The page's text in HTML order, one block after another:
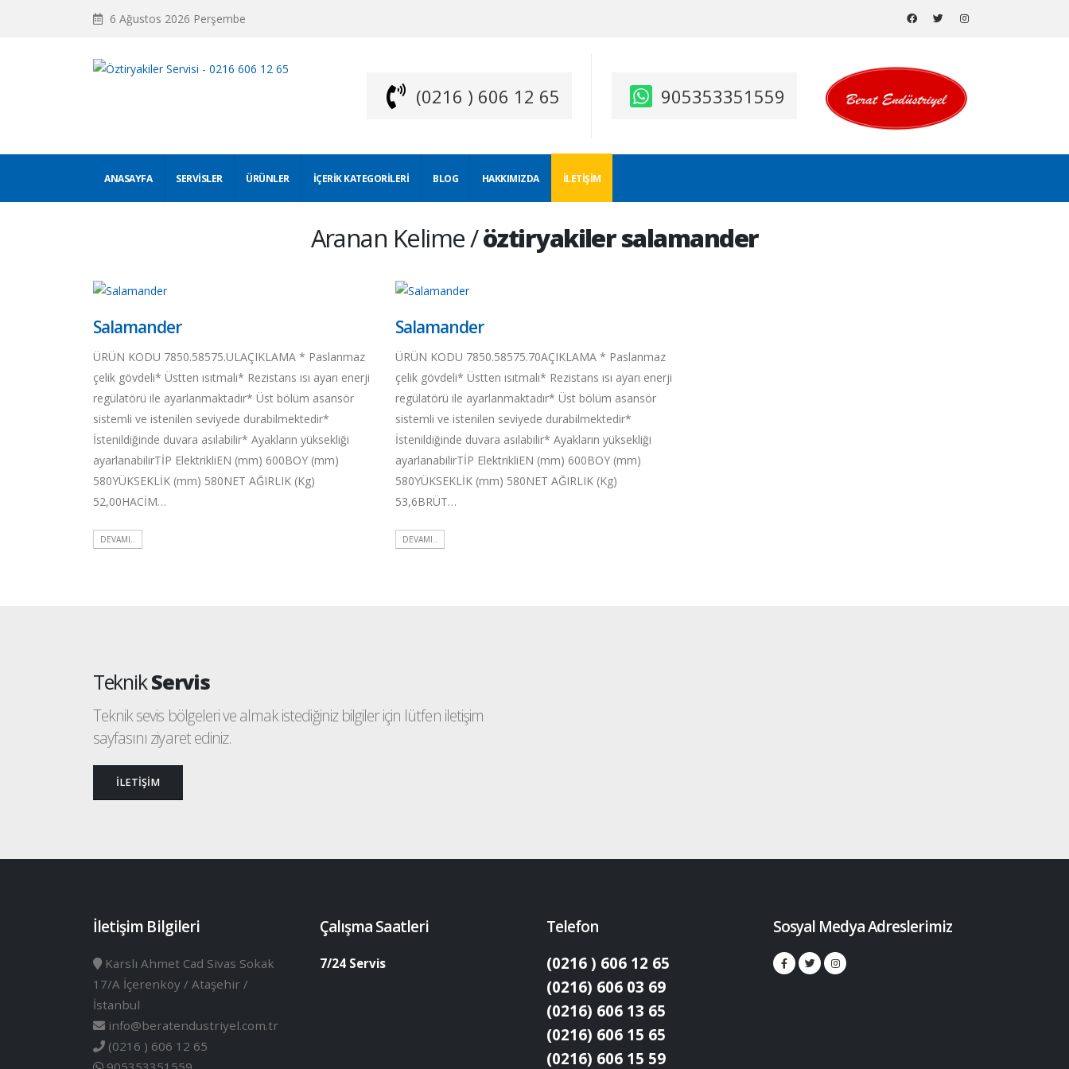
6 Ağustos 2026 Perşembe
(0216 ) 606 12 65 905353351559
ANASAYFA SERVISLER ÜRÜNLER İÇERIK KATEGORILERI BLOG HAKKIMIZDA İLETIŞIM
Aranan Kelime /öztiryakiler salamander
Salamander
ÜRÜN KODU 7850.58575.ULAÇIKLAMA * Paslanmaz
çelik gövdeli* Üstten ısıtmalı* Rezistans ısı ayarı enerji
regülatörü ile ayarlanmaktadır* Üst bölüm asansör
sistemli ve istenilen seviyede durabilmektedir*
İstenildiğinde duvara asılabilir* Ayakların yüksekliği
ayarlanabilirTİP ElektrikliEN (mm) 600BOY (mm)
580YÜKSEKLİK (mm) 580NET AĞIRLIK (Kg)
52,00HACİM…
DEVAMI..
Salamander
ÜRÜN KODU 7850.58575.70AÇIKLAMA * Paslanmaz
çelik gövdeli* Üstten ısıtmalı* Rezistans ısı ayarı enerji
regülatörü ile ayarlanmaktadır* Üst bölüm asansör
sistemli ve istenilen seviyede durabilmektedir*
İstenildiğinde duvara asılabilir* Ayakların yüksekliği
ayarlanabilirTİP ElektrikliEN (mm) 600BOY (mm)
580YÜKSEKLİK (mm) 580NET AĞIRLIK (Kg)
53,6BRÜT…
DEVAMI..
TeknikServis
Teknik sevis bölgeleri ve almak istediğiniz bilgiler için lütfen iletişim
sayfasını ziyaret ediniz.
İLETİŞİM
İletişim Bilgileri
Karslı Ahmet Cad Sivas Sokak
17/A İçerenköy / Ataşehir /
İstanbul
info@beratendustriyel.com.tr
(0216 ) 606 12 65
Çalışma Saatleri
7/24 Servis
Telefon
(0216 ) 606 12 65
(0216) 606 03 69
(0216) 606 13 65
(0216) 606 15 65
(0216) 606 15 59
Sosyal Medya Adreslerimiz